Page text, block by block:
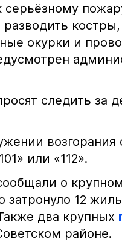
серьёзному
окурки и
следить за
или «112».
о крупном
затронуло 12
два крупных
районе.